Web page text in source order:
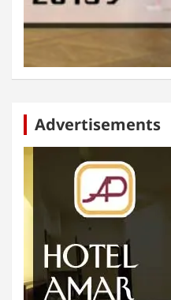
Advertisements